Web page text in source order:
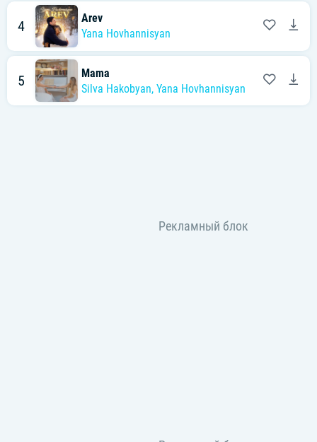
4
Arev
Yana Hovhannisyan
5
Mama
Silva Hakobyan, Yana Hovhannisyan